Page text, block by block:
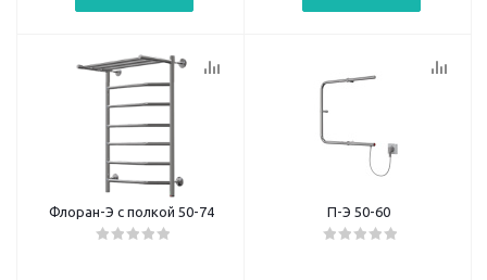
Флоран-Э с полкой 50-74 П-Э 50-60